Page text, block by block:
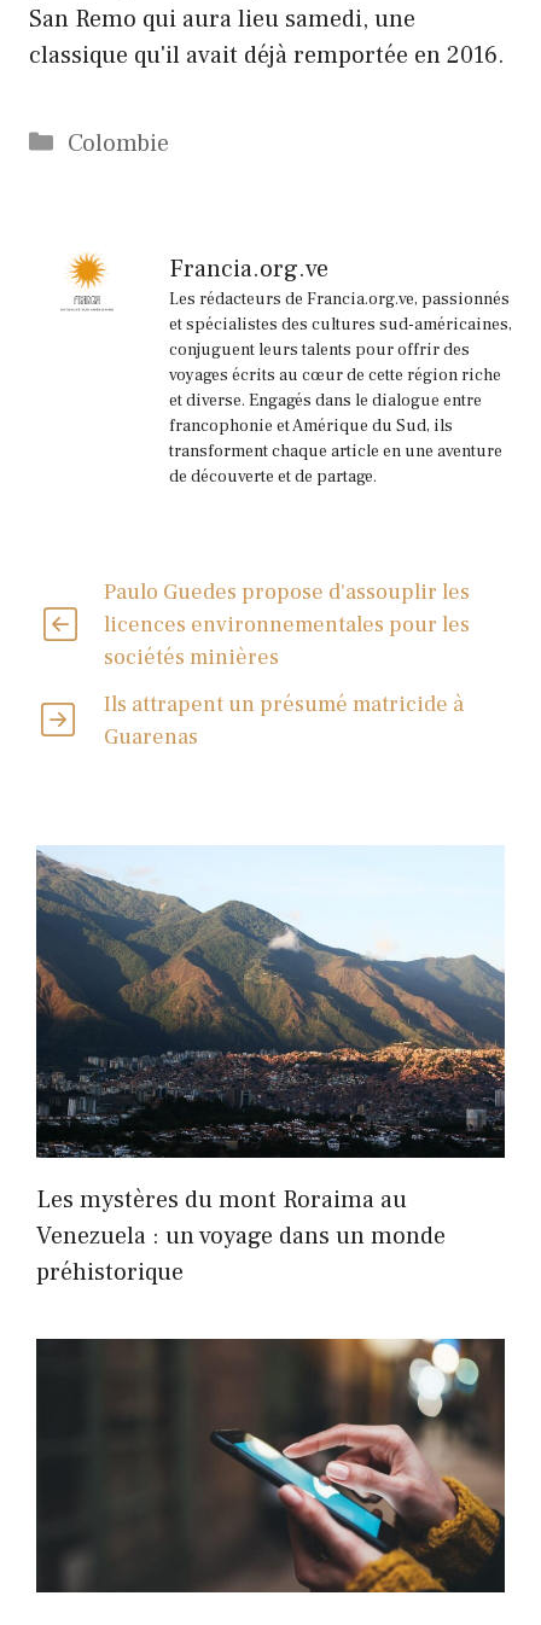
San Remo qui aura lieu samedi, une
classique qu'il avait déjà remportée en 2016.
Catégories
Colombie
Francia.org.ve
Les rédacteurs de Francia.org.ve, passionnés
et spécialistes des cultures sud-américaines,
conjuguent leurs talents pour offrir des
voyages écrits au cœur de cette région riche
et diverse. Engagés dans le dialogue entre
francophonie et Amérique du Sud, ils
transforment chaque article en une aventure
de découverte et de partage.
Paulo Guedes propose d'assouplir les
licences environnementales pour les
sociétés minières
Ils attrapent un présumé matricide à
Guarenas
Les mystères du mont Roraima au
Venezuela : un voyage dans un monde
préhistorique